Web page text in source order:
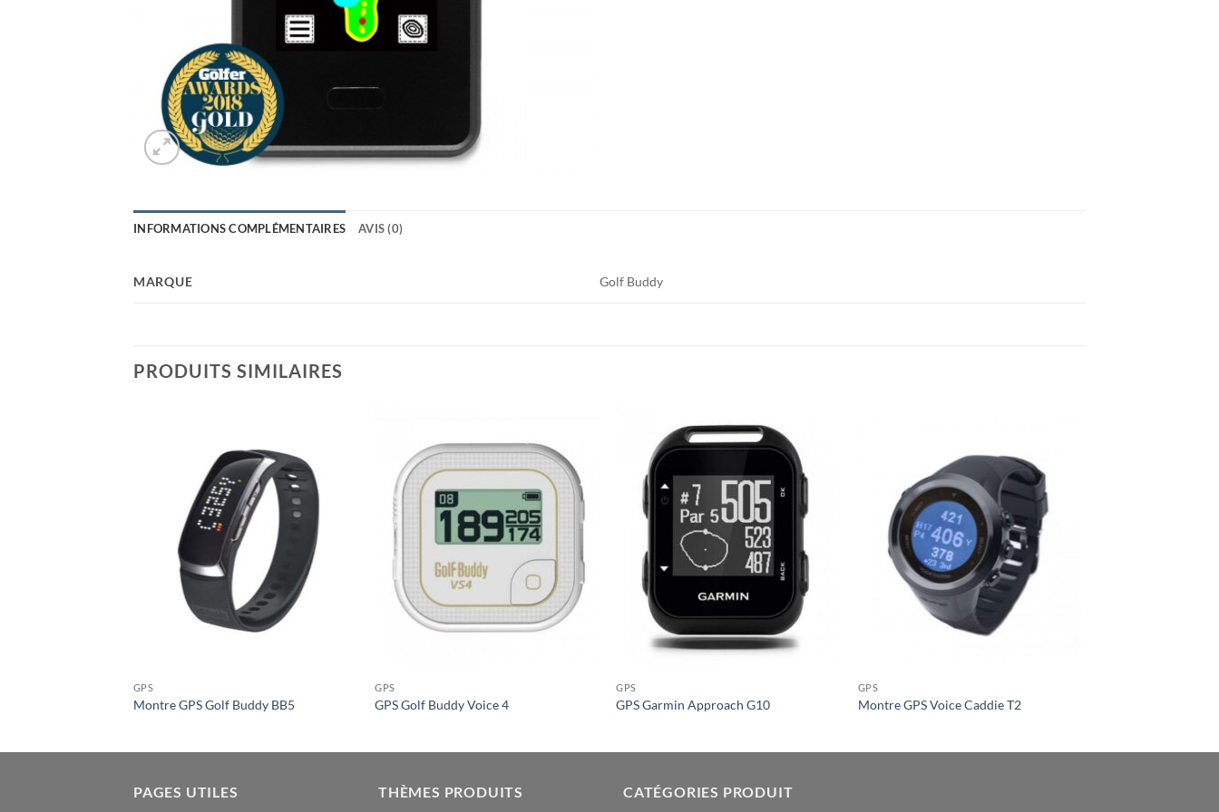
INFORMATIONS COMPLÉMENTAIRES AVIS (0)
MARQUE Golf Buddy
PRODUITS SIMILAIRES
GPS
Montre GPS Golf Buddy BB5
GPS
GPS Golf Buddy Voice 4
GPS
GPS Garmin Approach G10
GPS
Montre GPS Voice Caddie T2
PAGES UTILES THÈMES PRODUITS CATÉGORIES PRODUIT